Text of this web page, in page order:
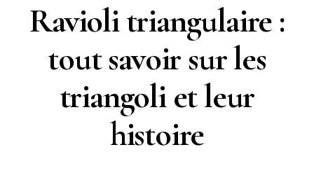
Ravioli triangulaire :
tout savoir sur les
triangoli et leur
histoire